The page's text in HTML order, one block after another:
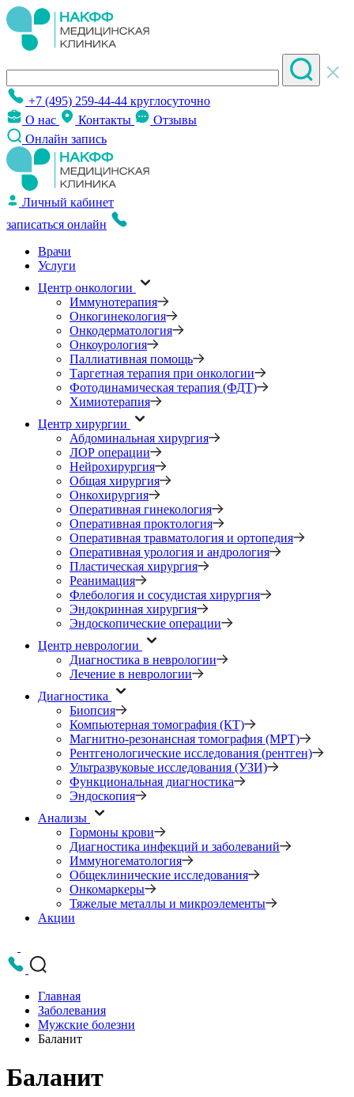
+7 (495) 259-44-44 круглосуточно
О нас
Контакты
Отзывы
Онлайн запись
Личный кабинет
записаться онлайн
Врачи
Услуги
Центр онкологии
Иммунотерапия
Онкогинекология
Онкодерматология
Онкоурология
Паллиативная помощь
Таргетная терапия при онкологии
Фотодинамическая терапия (ФДТ)
Химиотерапия
Центр хирургии
Абдоминальная хирургия
ЛОР операции
Нейрохирургия
Общая хирургия
Онкохирургия
Оперативная гинекология
Оперативная проктология
Оперативная травматология и ортопедия
Оперативная урология и андрология
Пластическая хирургия
Реанимация
Флебология и сосудистая хирургия
Эндокринная хирургия
Эндоскопические операции
Центр неврологии
Диагностика в неврологии
Лечение в неврологии
Диагностика
Биопсия
Компьютерная томография (КТ)
Магнитно-резонансная томография (МРТ)
Рентгенологические исследования (рентген)
Ультразвуковые исследования (УЗИ)
Функциональная диагностика
Эндоскопия
Анализы
Гормоны крови
Диагностика инфекций и заболеваний
Иммуногематология
Общеклинические исследования
Онкомаркеры
Тяжелые металлы и микроэлементы
Акции
Главная
Заболевания
Мужские болезни
Баланит
Баланит